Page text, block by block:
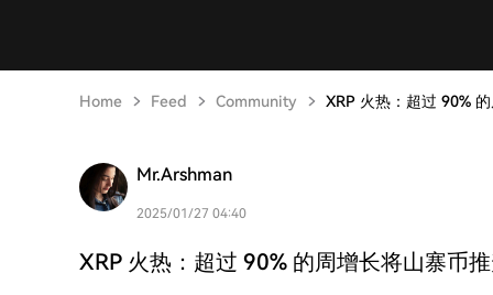
Home Feed Community XRP 火热：超过 90%
Mr.Arshman
2025/01/27 04:40
XRP 火热：超过 90% 的周增长将山寨币